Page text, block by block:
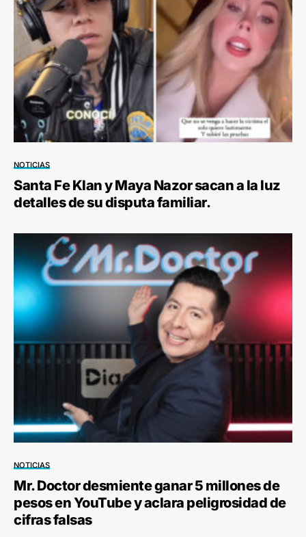
NOTICIAS
Santa Fe Klan y Maya Nazor sacan a la luz
detalles de su disputa familiar.
NOTICIAS
Mr. Doctor desmiente ganar 5 millones de
pesos en YouTube y aclara peligrosidad de
cifras falsas